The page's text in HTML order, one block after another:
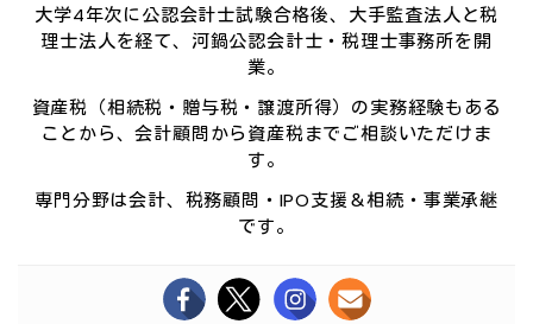
大学4年次に公認会計士試験合格後、大手監査法人と税
理士法人を経て、河鍋公認会計士・税理士事務所を開
業。
資産税（相続税・贈与税・譲渡所得）の実務経験もある
ことから、会計顧問から資産税までご相談いただけま
す。
専門分野は会計、税務顧問・IPO支援＆相続・事業承継
です。